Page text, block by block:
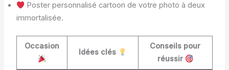
Poster personnalisé cartoon de votre photo à deux
immortalisée.
Occasion
Idées clés
Conseils pour
réussir